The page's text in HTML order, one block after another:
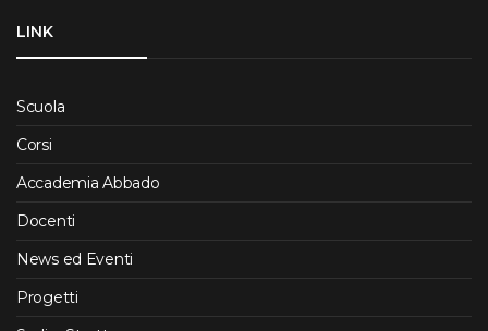
LINK
Scuola
Corsi
Accademia Abbado
Docenti
News ed Eventi
Progetti